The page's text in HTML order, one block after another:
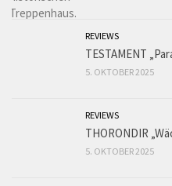
REVIEWS
TESTAMENT
5. OKTOBER 2025
REVIEWS
THORONDIR
5. OKTOBER 2025